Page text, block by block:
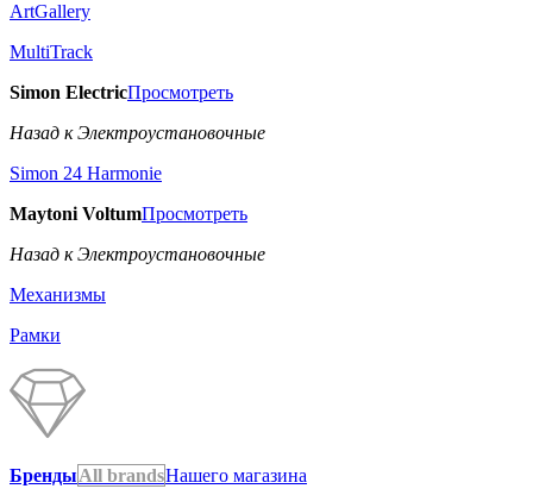
ArtGallery
MultiTrack
Simon ElectricПросмотреть
Назад к Электроустановочные
Simon 24 Harmonie
Maytoni VoltumПросмотреть
Назад к Электроустановочные
Механизмы
Рамки
БрендыAll brandsНашего магазина